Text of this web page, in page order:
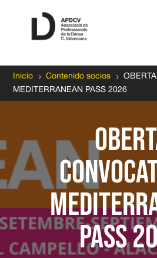
Inicio 5 Contenido socios 5
MEDITERRANEAN PASS 2026
PASS